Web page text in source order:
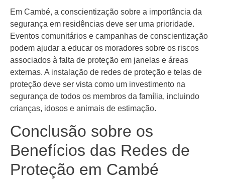
Em Cambé, a conscientização sobre a importância da
segurança em residências deve ser uma prioridade.
Eventos comunitários e campanhas de conscientização
podem ajudar a educar os moradores sobre os riscos
associados à falta de proteção em janelas e áreas
externas. A instalação de redes de proteção e telas de
proteção deve ser vista como um investimento na
segurança de todos os membros da família, incluindo
crianças, idosos e animais de estimação.
Conclusão sobre os
Benefícios das Redes de
Proteção em Cambé